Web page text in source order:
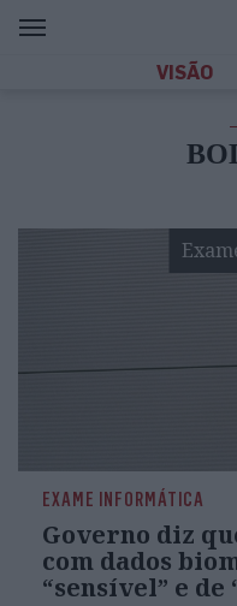
VISÃO
EXAME INFORMÁTICA
Governo diz
com dados
“sensível” e